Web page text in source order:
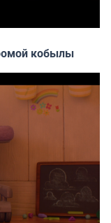
кобылы